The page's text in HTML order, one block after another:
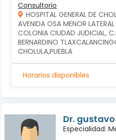
Consultorio
HOSPITAL GENERAL DE
AVENIDA OSA MENOR
COLONIA CIUDAD JUDICIAL,
BERNARDINO
CHOLULA,PUEBLA
Horarios disponibles
Dr.
Especialidad: